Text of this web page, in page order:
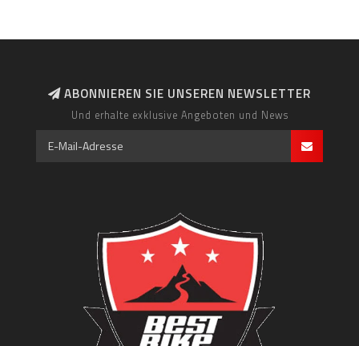
ABONNIEREN SIE UNSEREN NEWSLETTER
Und erhalte exklusive Angeboten und News